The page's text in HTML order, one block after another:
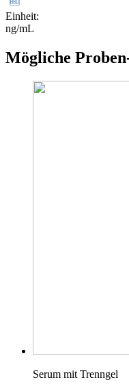
Einheit:
ng/mL
Mögliche
Serum mit Trenngel